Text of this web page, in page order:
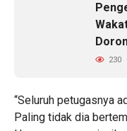
230
“Seluruh petugasnya
Paling tidak dia